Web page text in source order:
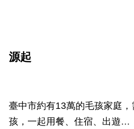
源起
臺中市約有13萬的毛孩家庭
孩，一起用餐、住宿、出遊…